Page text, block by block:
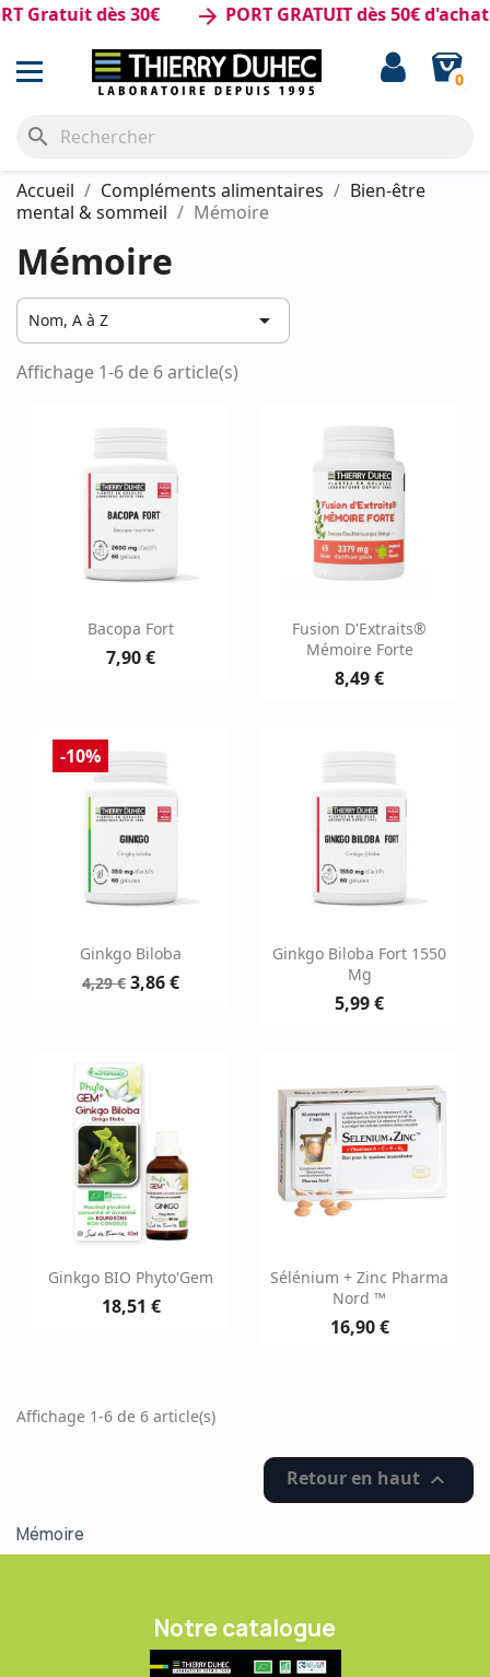
Gratuit dès 30€ arrow_forwardPORT GRATUIT dès 50€ d'achat
0
search
Accueil Compléments alimentaires
Bien-être
mental & sommeil
Mémoire
Mémoire
Nom, A à Z 
Affichage 1-6 de 6 article(s)
Bacopa Fort
7,90 €
Fusion D'Extraits®
Mémoire Forte
8,49 €
Ginkgo Biloba
4,29 € 3,86 €
-10%
Ginkgo Biloba Fort 1550
Mg
5,99 €
Ginkgo BIO Phyto'Gem
18,51 €
Sélénium + Zinc Pharma
Nord ™
16,90 €
Affichage 1-6 de 6 article(s)
Retour en haut 
Mémoire
Notre catalogue